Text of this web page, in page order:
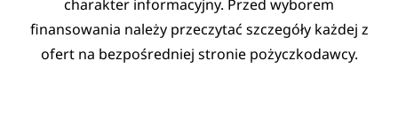
charakter informacyjny. Przed wyborem
finansowania należy przeczytać szczegóły każdej z
ofert na bezpośredniej stronie pożyczkodawcy.